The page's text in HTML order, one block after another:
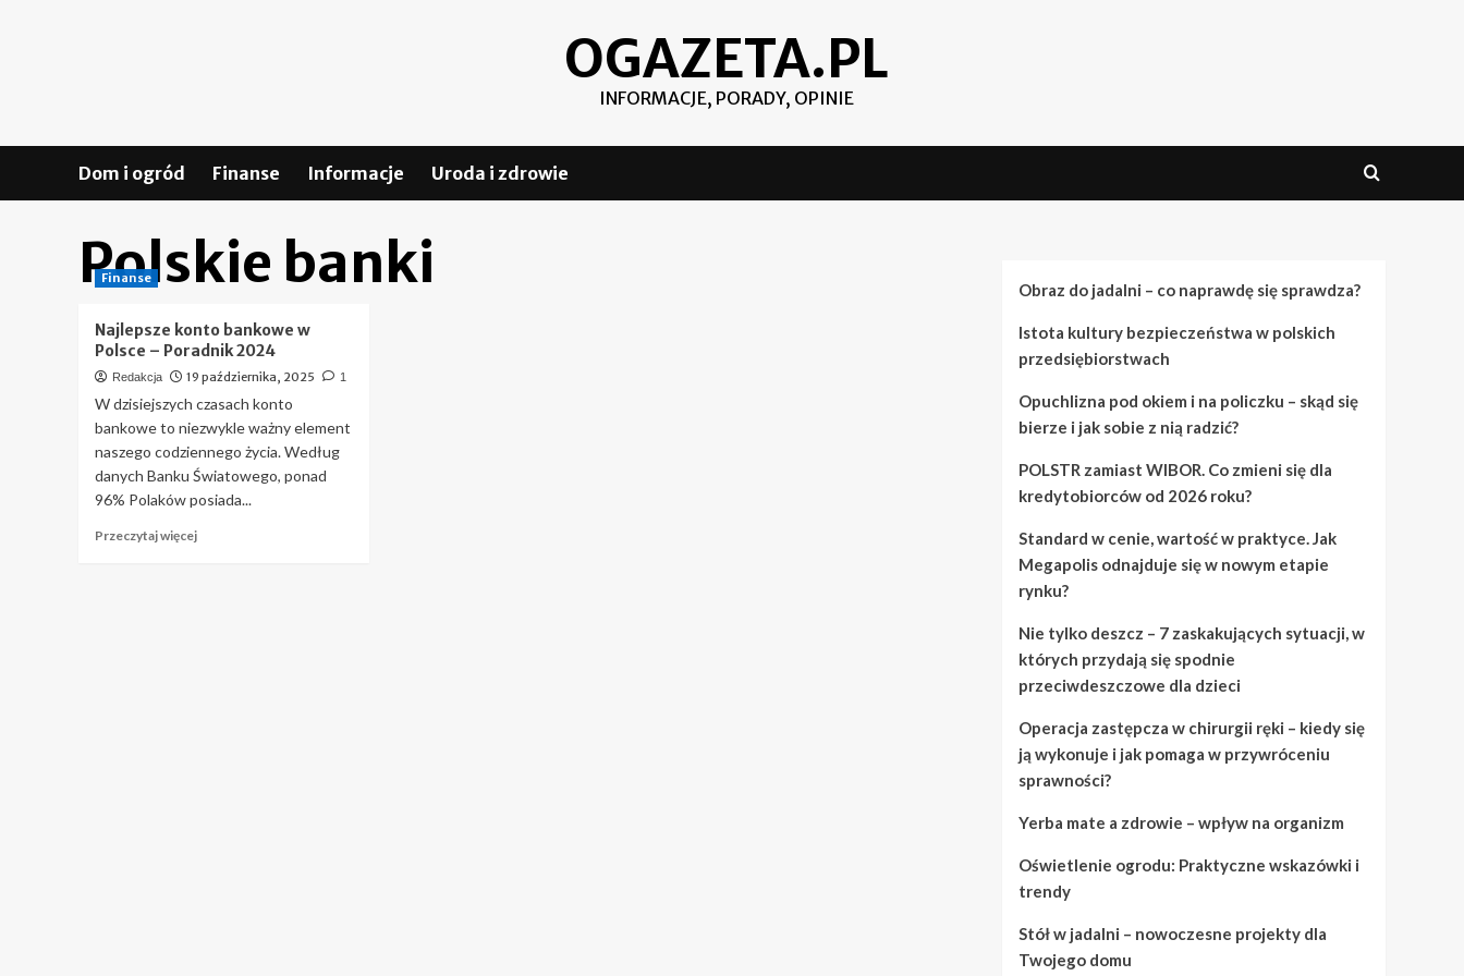
OGAZETA.PL
INFORMACJE, PORADY, OPINIE
Dom i ogród Finanse Informacje Uroda i zdrowie
Polskie banki
Finanse
Najlepsze konto bankowe w
Polsce – Poradnik 2024
Redakcja 19 października, 2025 1
W dzisiejszych czasach konto
bankowe to niezwykle ważny element
naszego codziennego życia. Według
danych Banku Światowego, ponad
96% Polaków posiada...
Przeczytaj więcejPrzeczytaj
Obraz do jadalni – co naprawdę się sprawdza?
Istota kultury bezpieczeństwa w polskich
przedsiębiorstwach
Opuchlizna pod okiem i na policzku – skąd się
bierze i jak sobie z nią radzić?
POLSTR zamiast WIBOR. Co zmieni się dla
kredytobiorców od 2026 roku?
Standard w cenie, wartość w praktyce. Jak
Megapolis odnajduje się w nowym etapie
rynku?
Nie tylko deszcz – 7 zaskakujących sytuacji, w
których przydają się spodnie
przeciwdeszczowe dla dzieci
Operacja zastępcza w chirurgii ręki – kiedy się
ją wykonuje i jak pomaga w przywróceniu
sprawności?
Yerba mate a zdrowie – wpływ na organizm
Oświetlenie ogrodu: Praktyczne wskazówki i
trendy
Stół w jadalni – nowoczesne projekty dla
Twojego domu